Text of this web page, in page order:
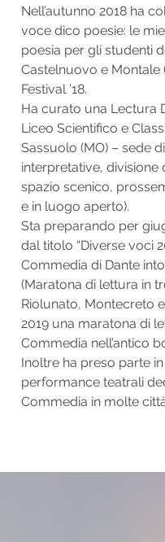
Nell’autunno 2018 ha
voce dico poesie: le
poesia per gli studenti
Castelnuovo e Montale
Festival ’18.
Ha curato una Lectura
Liceo Scientifico e
Sassuolo (MO) – sede
interpretative, divisione
spazio scenico,
e in luogo aperto).
Sta preparando per
dal titolo “Diverse voci
Commedia di Dante
(Maratona di lettura in
Riolunato, Montecreto
2019 una maratona di
Commedia nell’antico
Inoltre ha preso parte
performance teatrali
Commedia in molte città